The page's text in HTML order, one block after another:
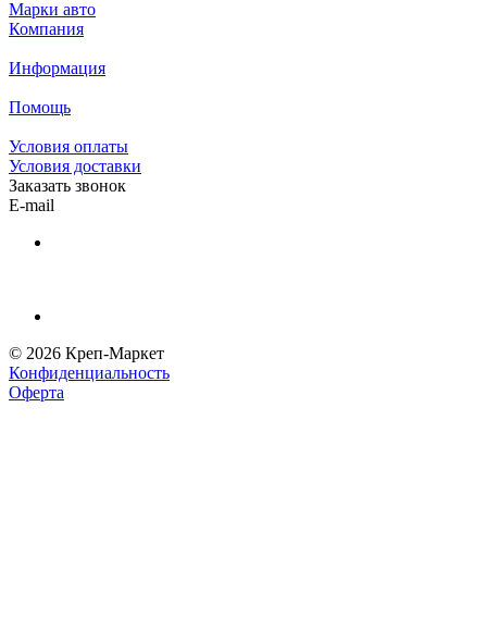
Марки авто
Компания
Информация
Помощь
Условия оплаты
Условия доставки
Заказать звонок
E-mail
© 2026 Креп-Маркет
Конфиденциальность
Оферта